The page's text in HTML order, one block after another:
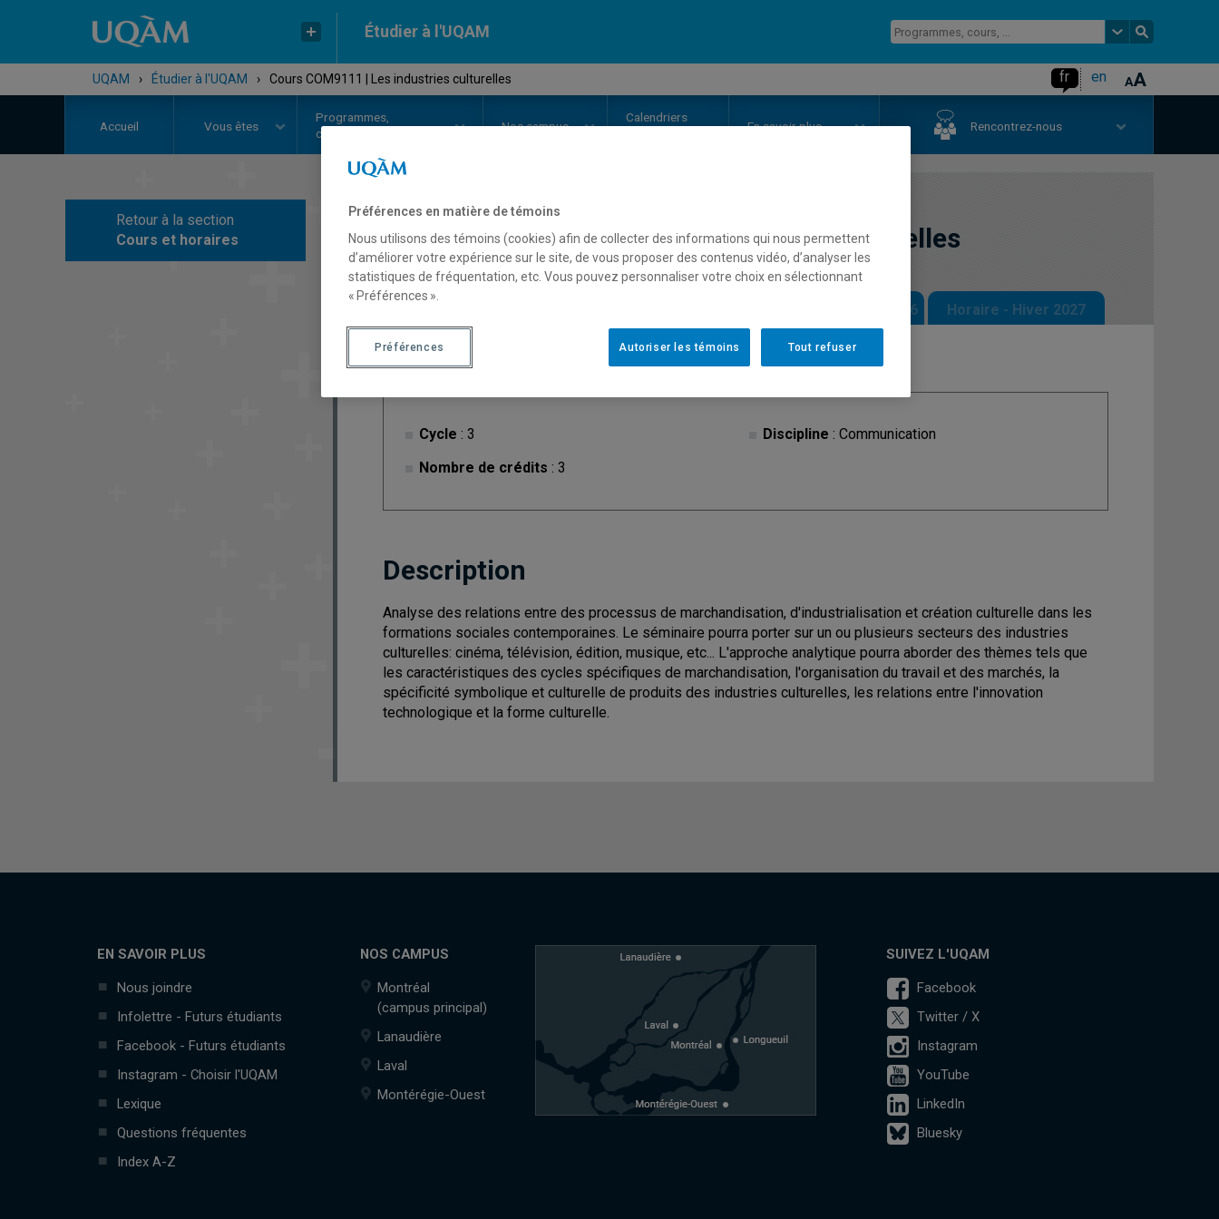
Étudier à l'UQAM
UQAM › Étudier à l'UQAM › Cours COM9111 | Les industries culturelles fr en
Accueil Vous êtes
Programmes,
cours et admission
Noscampus
Calendriers
En savoir plus Rencontrez-nous
Retour à la section
Cours et horaires
COURS// COM9111-Les industries culturelles
Horaire - Automne 2026 Horaire - Hiver 2027
Cycle : 3
Nombre de crédits : 3
Discipline : Communication
Description
Analyse des relations entre des processus de marchandisation, d'industrialisation et création culturelle dans les
formations sociales contemporaines. Le séminaire pourra porter sur un ou plusieurs secteurs des industries
culturelles: cinéma, télévision, édition, musique, etc... L'approche analytique pourra aborder des thèmes tels que
les caractéristiques des cycles spécifiques de marchandisation, l'organisation du travail et des marchés, la
spécificité symbolique et culturelle de produits des industries culturelles, les relations entre l'innovation
technologique et la forme culturelle.
EN SAVOIR PLUS
Nous joindre
Infolettre - Futurs étudiants
Facebook - Futurs étudiants
Instagram - Choisir l'UQAM
Lexique
Questions fréquentes
Index A-Z
NOS CAMPUS
Montréal
(campus principal)
Lanaudière
Laval
Montérégie-Ouest
SUIVEZ L'UQAM
Facebook
Twitter / X
Instagram
YouTube
LinkedIn
Bluesky
Préférences en matière de témoins
Nous utilisons des témoins (cookies) afin de collecter des informations qui nous permettent
d’améliorer votre expérience sur le site, de vous proposer des contenus vidéo, d’analyser les
statistiques de fréquentation, etc. Vous pouvez personnaliser votre choix en sélectionnant
« Préférences ».
Tout refuser
Autoriser les témoins
Préférences